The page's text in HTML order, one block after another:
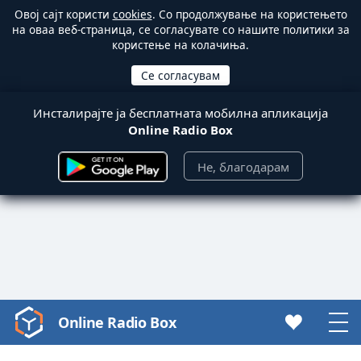
Овој сајт користи cookies. Со продолжување на користењето
на оваа веб-страница, се согласувате со нашите политики за
користење на колачиња.
Инсталирајте ја бесплатната мобилна апликација
Online Radio Box
Не, благодарам
Video
Player
Online Radio Box